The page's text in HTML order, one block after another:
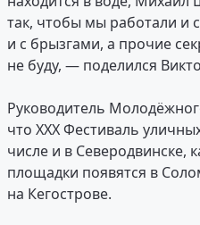
так, чтобы мы работали и
и с брызгами, а прочие
не буду, — поделился
Руководитель
что ХХХ Фестиваль
числе и в Северодвинске,
площадки появятся в
на Кегострове.